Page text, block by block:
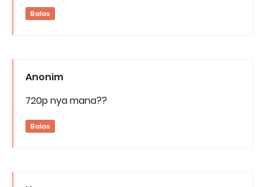
Balas
Anonim
720p nya mana??
Balas